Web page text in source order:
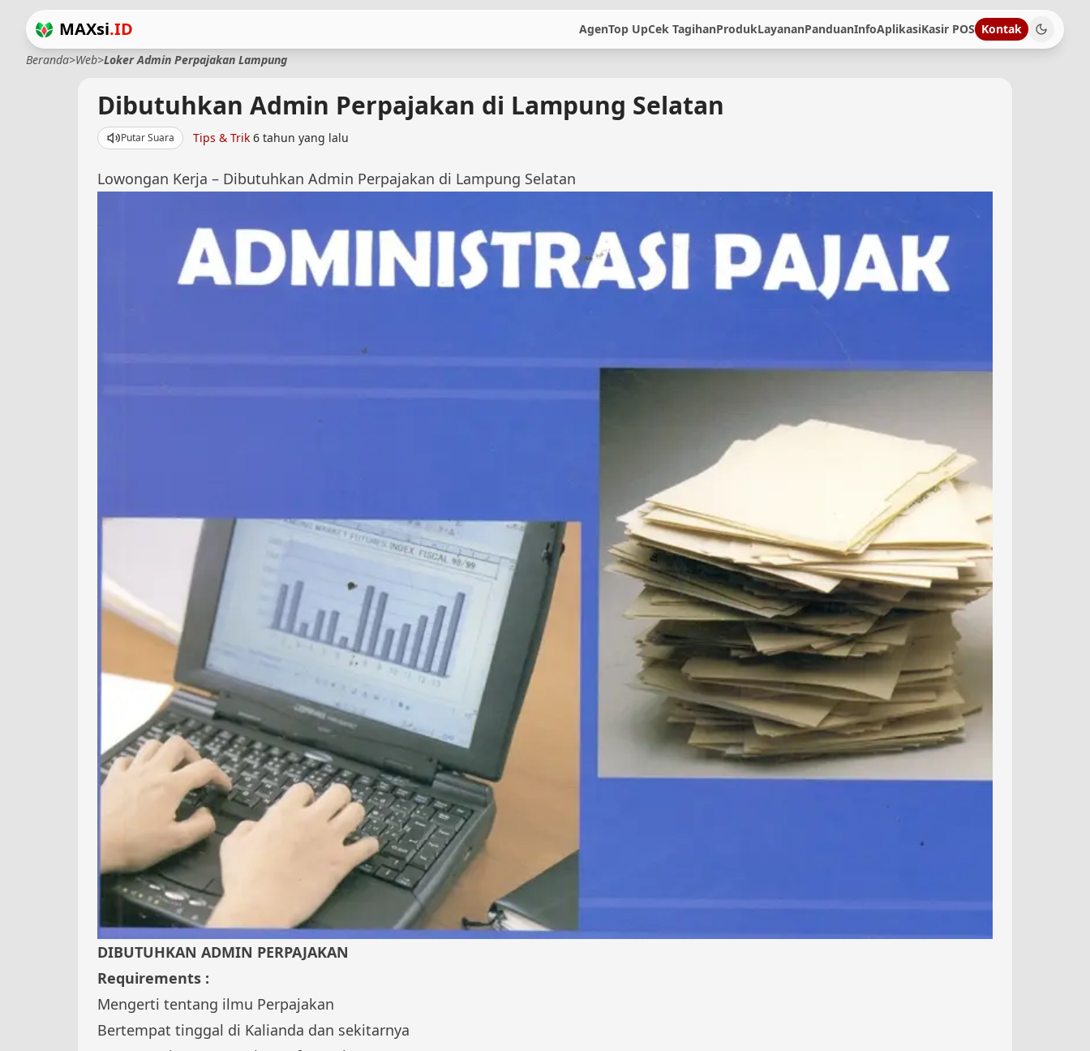
MAXsi.ID AgenTop UpCek TagihanProdukLayananPanduanInfoAplikasiKasir POS Kontak
Beranda>Web>Loker Admin Perpajakan Lampung
Dibutuhkan Admin Perpajakan di Lampung Selatan
Putar Suara Tips & Trik 6 tahun yang lalu
Lowongan Kerja – Dibutuhkan Admin Perpajakan di Lampung Selatan
DIBUTUHKAN ADMIN PERPAJAKAN
Requirements :
Mengerti tentang ilmu Perpajakan
Bertempat tinggal di Kalianda dan sekitarnya